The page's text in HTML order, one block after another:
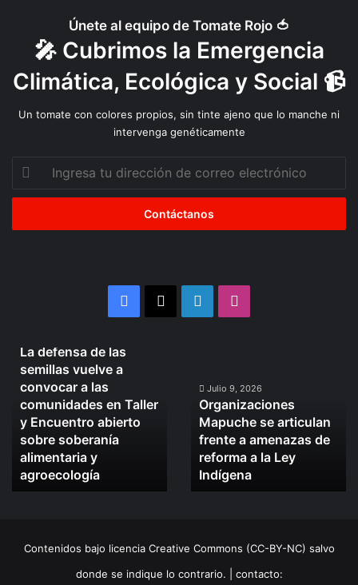
Únete al equipo de Tomate Rojo 🍅
🎤 Cubrimos la Emergencia
Climática, Ecológica y Social 📹
Un tomate con colores propios, sin tinte ajeno que lo manche ni
intervenga genéticamente
Ingresa
dirección
correo
Facebook LinkedIn
La
defensa
de
las
semillas
vuelve
convocar
a
La defensa de las
semillas vuelve a
convocar a las
comunidades en Taller
y Encuentro abierto
sobre soberanía
alimentaria y
agroecología
se
articulan
frente
amenazas
de
reforma
Julio 9, 2026
Organizaciones
Mapuche se articulan
frente a amenazas de
reforma a la Ley
Indígena
Contenidos bajo licencia Creative Commons (CC-BY-NC) salvo
donde se indique lo contrario. | contacto: